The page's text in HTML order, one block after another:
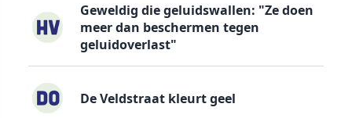
Geweldig die geluidswallen: "Ze doen
meer dan beschermen tegen
geluidoverlast"
De Veldstraat kleurt geel